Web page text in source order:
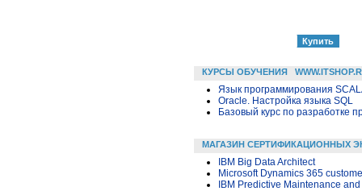
КУРСЫ ОБУЧЕНИЯ
Язык программирования
Oracle. Настройка языка SQL
Базовый курс по разработке
МАГАЗИН СЕРТИФИКАЦИОННЫХ
IBM Big Data Architect
Microsoft Dynamics 365
IBM Predictive Maintenance